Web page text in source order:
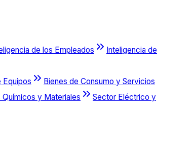
de los Empleados
Inteligencia de
Equipos
Bienes de Consumo y Servicios
y Materiales
Sector Eléctrico y